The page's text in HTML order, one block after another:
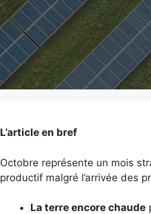
L’article en bref
Octobre représente un mois
productif malgré l’arrivée des
La terre encore chaude